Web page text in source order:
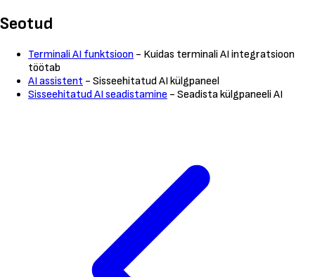
Seotud
Terminali AI funktsioon - Kuidas terminali AI integratsioon
töötab
AI assistent - Sisseehitatud AI külgpaneel
Sisseehitatud AI seadistamine - Seadista külgpaneeli AI